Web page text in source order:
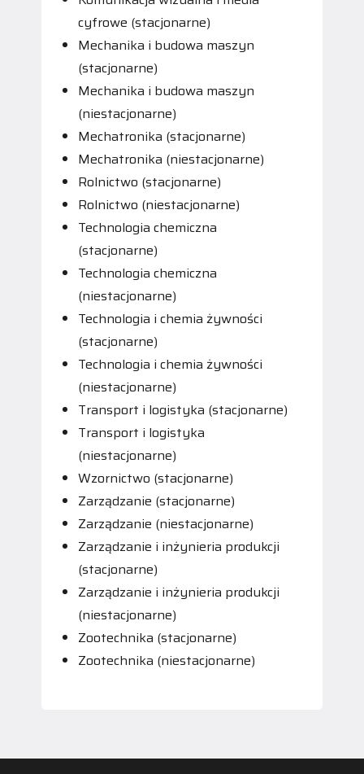
cyfrowe (stacjonarne)
Mechanika i budowa maszyn
(stacjonarne)
Mechanika i budowa maszyn
(niestacjonarne)
Mechatronika (stacjonarne)
Mechatronika (niestacjonarne)
Rolnictwo (stacjonarne)
Rolnictwo (niestacjonarne)
Technologia chemiczna
(stacjonarne)
Technologia chemiczna
(niestacjonarne)
Technologia i chemia żywności
(stacjonarne)
Technologia i chemia żywności
(niestacjonarne)
Transport i logistyka (stacjonarne)
Transport i logistyka
(niestacjonarne)
Wzornictwo (stacjonarne)
Zarządzanie (stacjonarne)
Zarządzanie (niestacjonarne)
Zarządzanie i inżynieria produkcji
(stacjonarne)
Zarządzanie i inżynieria produkcji
(niestacjonarne)
Zootechnika (stacjonarne)
Zootechnika (niestacjonarne)